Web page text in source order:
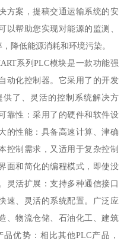
方案，提稿交通运输系统的安
以帮助您实现对能源的监测、
降低能源消耗和环境污染。
系列PLC模块是一款功能强
动化控制器。它采用了的开发
了、灵活的控制系统解决方
靠性：采用了的硬件和软件设
的性能：具备高速计算、津确
控制需求，又适用于复杂控制
面和简化的编程模式，即使没
灵活扩展：支持多种通信接口
速、灵活的系统配置。广泛应
、物流仓储、石油化工、建筑
优势：相比其他PLC产品，